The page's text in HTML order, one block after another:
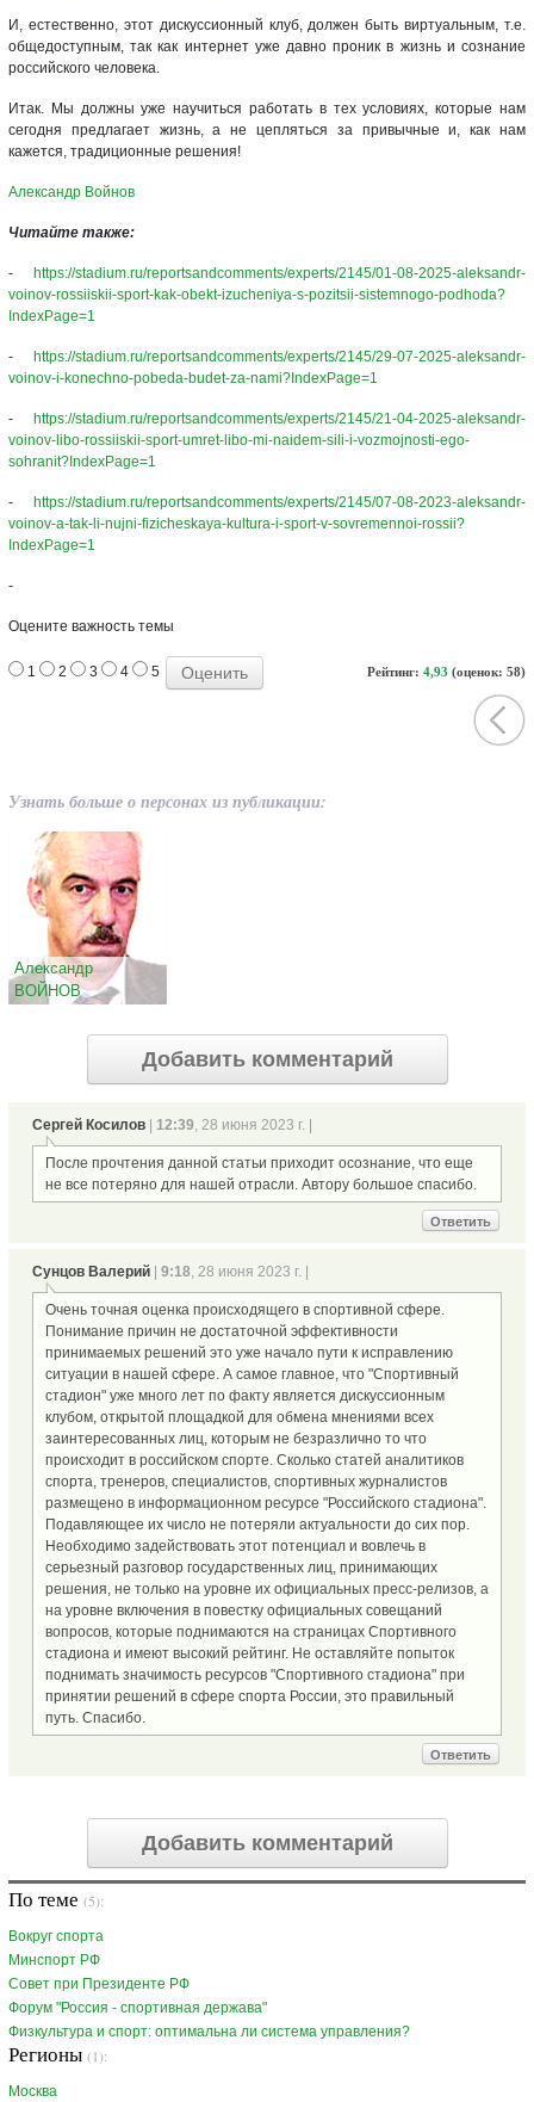
И, естественно, этот дискуссионный клуб, должен быть виртуальным, т.е.
общедоступным, так как интернет уже давно проник в жизнь и сознание
российского человека.
Итак. Мы должны уже научиться работать в тех условиях, которые нам
сегодня предлагает жизнь, а не цепляться за привычные и, как нам
кажется, традиционные решения!
Александр Войнов
Читайте также:
-
https://stadium.ru/reportsandcomments/experts/2145/01-08-2025-aleksandr-
voinov-rossiiskii-sport-kak-obekt-izucheniya-s-pozitsii-sistemnogo-podhoda?
IndexPage=1
-
https://stadium.ru/reportsandcomments/experts/2145/29-07-2025-aleksandr-
voinov-i-konechno-pobeda-budet-za-nami?IndexPage=1
-
https://stadium.ru/reportsandcomments/experts/2145/21-04-2025-aleksandr-
voinov-libo-rossiiskii-sport-umret-libo-mi-naidem-sili-i-vozmojnosti-ego-
sohranit?IndexPage=1
-
https://stadium.ru/reportsandcomments/experts/2145/07-08-2023-aleksandr-
voinov-a-tak-li-nujni-fizicheskaya-kultura-i-sport-v-sovremennoi-rossii?
IndexPage=1
-
Оцените важность темы
Рейтинг: 4,93 (оценок: 58)
1 2 3 4 5
Узнать больше о персонах из публикации:
Александр
ВОЙНОВ
Добавить комментарий
Сергей Косилов 12:39, 28 июня 2023 г. |
После прочтения данной статьи приходит осознание, что еще
не все потеряно для нашей отрасли. Автору большое спасибо.
Ответить
Сунцов Валерий 9:18, 28 июня 2023 г. |
Очень точная оценка происходящего в спортивной сфере.
Понимание причин не достаточной эффективности
принимаемых решений это уже начало пути к исправлению
ситуации в нашей сфере. А самое главное, что "Спортивный
стадион" уже много лет по факту является дискуссионным
клубом, открытой площадкой для обмена мнениями всех
заинтересованных лиц, которым не безразлично то что
происходит в российском спорте. Сколько статей аналитиков
спорта, тренеров, специалистов, спортивных журналистов
размещено в информационном ресурсе "Российского стадиона".
Подавляющее их число не потеряли актуальности до сих пор.
Необходимо задействовать этот потенциал и вовлечь в
серьезный разговор государственных лиц, принимающих
решения, не только на уровне их официальных пресс-релизов, а
на уровне включения в повестку официальных совещаний
вопросов, которые поднимаются на страницах Спортивного
стадиона и имеют высокий рейтинг. Не оставляйте попыток
поднимать значимость ресурсов "Спортивного стадиона" при
принятии решений в сфере спорта России, это правильный
путь. Спасибо.
Ответить
Добавить комментарий
По теме (5):
Вокруг спорта
Минспорт РФ
Совет при Президенте РФ
Форум "Россия - спортивная держава"
Физкультура и спорт: оптимальна ли система управления?
Регионы (1):
Москва